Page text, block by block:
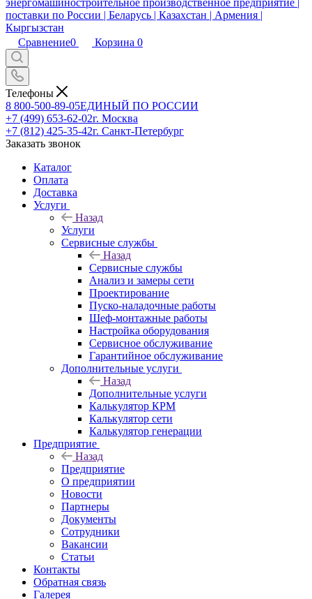
Сравнение0 Корзина 0
Телефоны
8 800-500-89-05ЕДИНЫЙ ПО РОССИИ
+7 (499) 653-62-02г. Москва
+7 (812) 425-35-42г. Санкт-Петербург
Заказать звонок
Каталог
Оплата
Доставка
Услуги
Назад
Услуги
Сервисные службы
Назад
Сервисные службы
Анализ и замеры сети
Проектирование
Пуско-наладочные работы
Шеф-монтажные работы
Настройка оборудования
Сервисное обслуживание
Гарантийное обслуживание
Дополнительные услуги
Назад
Дополнительные услуги
Калькулятор КРМ
Калькулятор сети
Калькулятор генерации
Предприятие
Назад
Предприятие
О предприятии
Новости
Партнеры
Документы
Сотрудники
Вакансии
Статьи
Контакты
Обратная связь
Галерея